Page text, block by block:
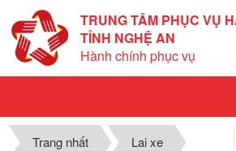
TRUNG TÂM PHỤC VỤ
TỈNH NGHỆ AN
Hành chính phục vụ
Trang nhất Lai xe